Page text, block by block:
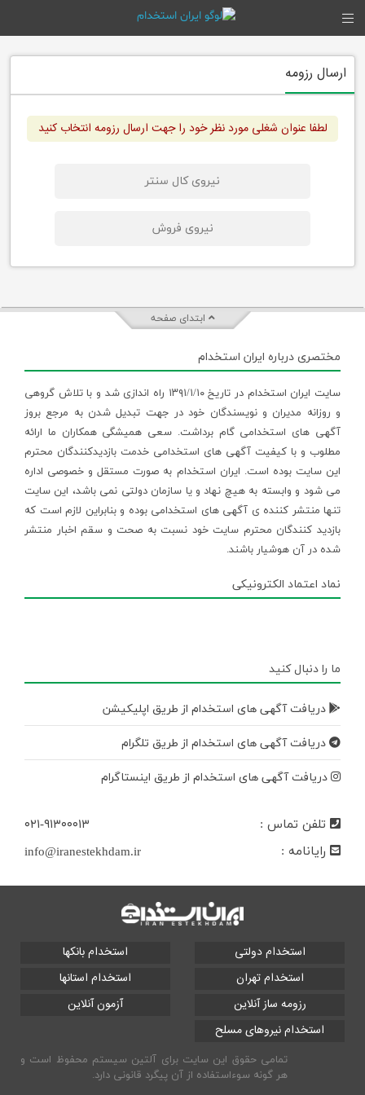
ارسال رزومه
لطفا عنوان شغلی مورد نظر خود را جهت ارسال رزومه انتخاب کنید
نیروی کال سنتر
نیروی فروش
ابتدای صفحه
مختصری درباره ایران استخدام
سایت ایران استخدام در تاریخ ۱۳۹۱/۱/۱۰ راه اندازی شد و با تلاش گروهی
و روزانه مدیران و نویسندگان خود در جهت تبدیل شدن به مرجع بروز
آگهی های استخدامی گام برداشت. سعی همیشگی همکاران ما ارائه
مطلوب و با کیفیت آگهی های استخدامی خدمت بازدیدکنندگان محترم
این سایت بوده است. ایران استخدام به صورت مستقل و خصوصی اداره
می شود و وابسته به هیچ نهاد و یا سازمان دولتی نمی باشد، این سایت
تنها منتشر کننده ی آگهی های استخدامی بوده و بنابراین لازم است که
بازدید کنندگان محترم سایت خود نسبت به صحت و سقم اخبار منتشر
شده در آن هوشیار باشند.
نماد اعتماد الکترونیکی
ما را دنبال کنید
دریافت آگهی های استخدام از طریق اپلیکیشن
دریافت آگهی های استخدام از طریق تلگرام
دریافت آگهی های استخدام از طریق اینستاگرام
تلفن تماس :
۰۲۱-۹۱۳۰۰۰۱۳
رایانامه :
info@iranestekhdam.ir
استخدام دولتی
استخدام بانکها
استخدام تهران
استخدام استانها
رزومه ساز آنلاین
آزمون آنلاین
استخدام نیروهای مسلح
تمامی حقوق این سایت برای آلتین سیستم محفوظ است و
هر گونه سوءاستفاده از آن پیگرد قانونی دارد.